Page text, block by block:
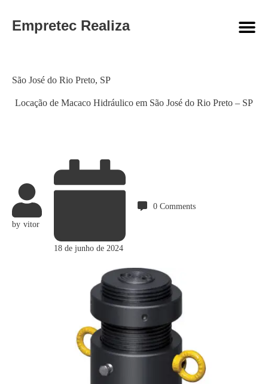
Empretec Realiza
Locação de Macaco Hidráulico em São José do Rio Preto – SP
Category
São José do Rio Preto, SP
by vitor
18 de junho de 2024
0 Comments